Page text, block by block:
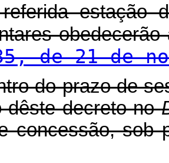
estação
de 21 de
do prazo de
dêste decreto no
concessão, sob